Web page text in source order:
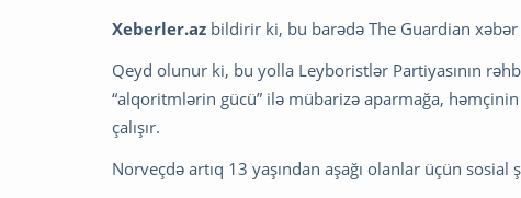
Xeberler.az bildirir ki, bu barədə The Guardian
Qeyd olunur ki, bu yolla Leyboristlər Partiyasının
“alqoritmlərin gücü” ilə mübarizə aparmağa,
çalışır.
Norveçdə artıq 13 yaşından aşağı olanlar üçün